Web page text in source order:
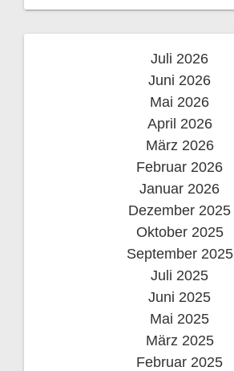
n
Juli 2026
Juni 2026
Mai 2026
April 2026
März 2026
Februar 2026
Januar 2026
Dezember 2025
Oktober 2025
September 2025
Juli 2025
Juni 2025
Mai 2025
März 2025
Februar 2025